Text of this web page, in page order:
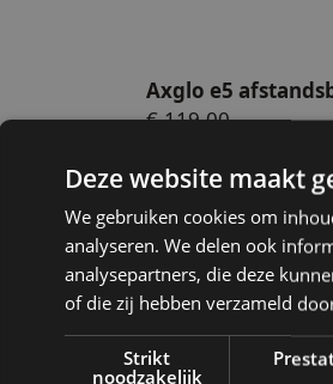
Axglo e5
€ 119,00
Deze website maakt
We gebruiken cookies om
analyseren. We delen ook
analysepartners, die deze
of die zij hebben verzameld
Strikt
noodzakelijk